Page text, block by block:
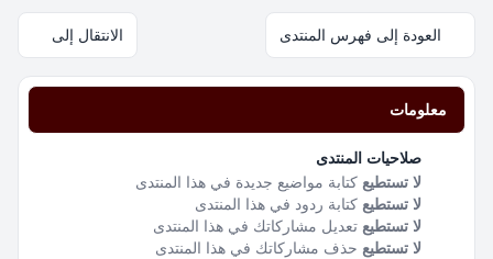
العودة إلى فهرس المنتدى الانتقال إلى
معلومات
صلاحيات المنتدى
لا تستطيع كتابة مواضيع جديدة في هذا المنتدى
لا تستطيع كتابة ردود في هذا المنتدى
لا تستطيع تعديل مشاركاتك في هذا المنتدى
لا تستطيع حذف مشاركاتك في هذا المنتدى